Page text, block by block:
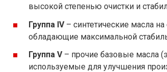
высокой степенью очистки и
Группа IV– синтетические масла
обладающие максимальной
Группа V– прочие базовые масла
используемые для улучшения